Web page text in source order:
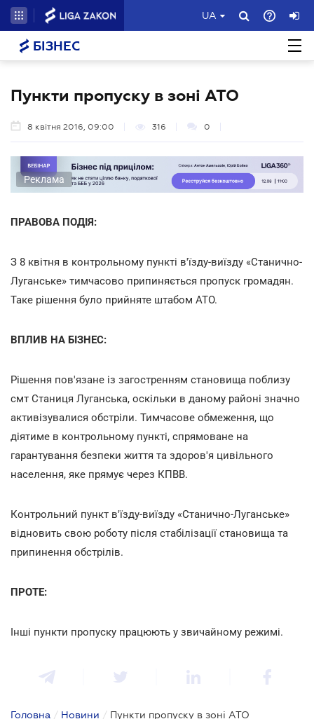
UA
БІЗНЕС
Пункти пропуску в зоні АТО
8 квітня 2016, 09:00 316 0
Реклама
ПРАВОВА ПОДІЯ:
З 8 квітня в контрольному пункті в'їзду-виїзду «Станично-
Луганське» тимчасово припиняється пропуск громадян.
Таке рішення було прийняте штабом АТО.
ВПЛИВ НА БІЗНЕС:
Рішення пов'язане із загостренням становища поблизу
смт Станиця Луганська, оскільки в даному районі значно
активізувалися обстріли. Тимчасове обмеження, що
діятиме в контрольному пункті, спрямоване на
гарантування безпеки життя та здоров'я цивільного
населення, яке прямує через КПВВ.
Контрольний пункт в'їзду-виїзду «Станично-Луганське»
відновить свою роботу після стабілізації становища та
припинення обстрілів.
ПРОТЕ:
Інші пункти пропуску працюють у звичайному режимі.
Головна / Новини / Пункти пропуску в зоні АТО